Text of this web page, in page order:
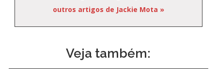
outros artigos de Jackie Mota »
Veja também: